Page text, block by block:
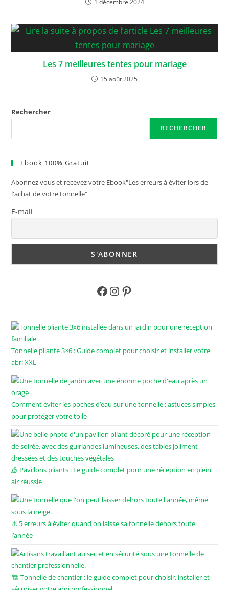
Les 7 meilleures tentes pour mariage
15 août 2025
Rechercher
RECHERCHER
Ebook 100% Gratuit
Abonnez vous et recevez votre Ebook"Les erreurs à éviter lors de
l'achat de votre tonnelle"
E-mail
Tonnelle pliante 3×6 : Guide complet pour choisir et installer votre
abri XXL
Comment éviter les poches d’eau sur une tonnelle : astuces simples
pour protéger votre toile
🎪 Pavillons pliants : Le guide complet pour une réception en plein
air réussie
⚠️ 5 erreurs à éviter quand on laisse sa tonnelle dehors toute
l’année
🏗️ Tonnelle de chantier : le guide complet pour choisir, installer et